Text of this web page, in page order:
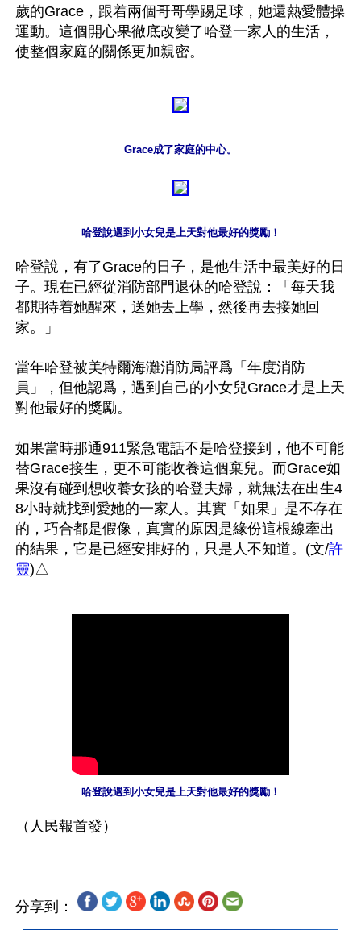
歲的Grace，跟着兩個哥哥學踢足球，她還熱愛體操
運動。這個開心果徹底改變了哈登一家人的生活，
Grace成了家庭的中心。
哈登說遇到小女兒是上天對他最好的獎勵！
哈登說，有了Grace的日子，是他生活中最美好的日
子。現在已經從消防部門退休的哈登說：「每天我
都期待着她醒來，送她去上學，然後再去接她回
家。」
當年哈登被美特爾海灘消防局評爲「年度消防
員」，但他認爲，遇到自己的小女兒Grace才是上天
對他最好的獎勵。
如果當時那通911緊急電話不是哈登接到，他不可能
替Grace接生，更不可能收養這個棄兒。而Grace如
果沒有碰到想收養女孩的哈登夫婦，就無法在出生4
8小時就找到愛她的一家人。其實「如果」是不存在
的，巧合都是假像，真實的原因是緣份這根線牽出
的結果，它是已經安排好的，只是人不知道。(文/許
靈
哈登說遇到小女兒是上天對他最好的獎勵！
分享到：